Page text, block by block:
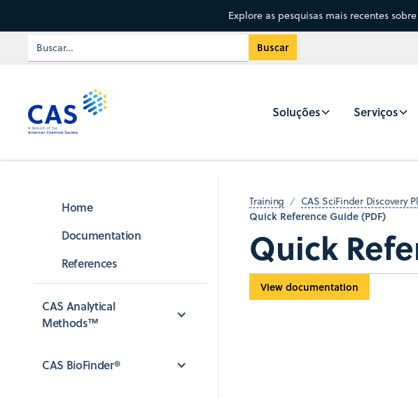
Explore as pesquisas mais recentes
Soluções Serviços
Home
Documentation
References
CAS Analytical
Methods™
CAS BioFinder®
Training CAS SciFinder Discovery
Quick Reference Guide (PDF)
Quick
View documentation